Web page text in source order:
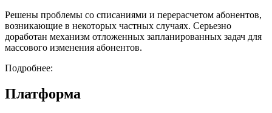
Решены проблемы со списаниями и перерасчетом абонентов,
возникающие в некоторых частных случаях. Серьезно
доработан механизм отложенных запланированных задач для
массового изменения абонентов.
Подробнее:
Платформа